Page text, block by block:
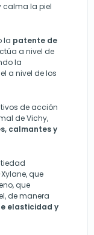
calma la piel
la patente de
a nivel de
la
a nivel de los
de acción
de Vichy,
calmantes y
que
que
de manera
elasticidad y